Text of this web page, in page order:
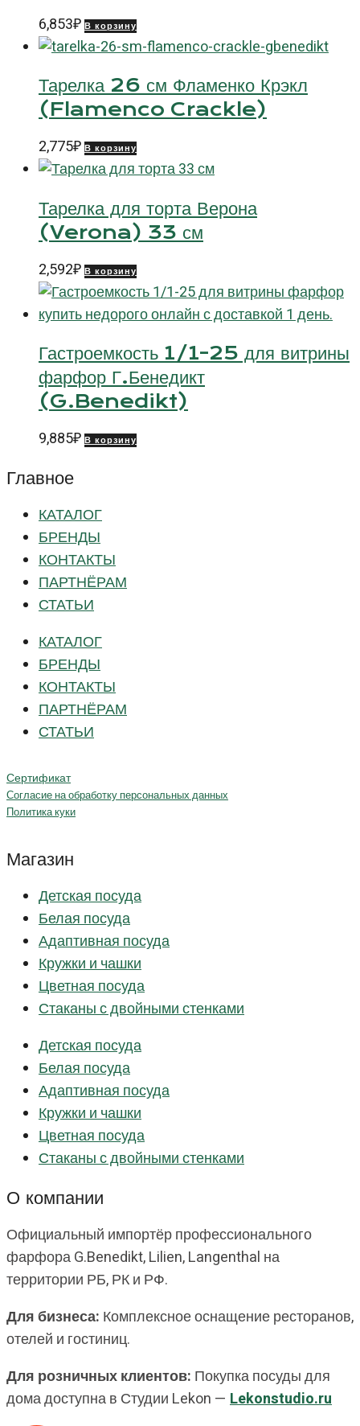
6,853₽ В корзину
Тарелка 26 см Фламенко Крэкл
(Flamenco Crackle)
2,775₽ В корзину
Тарелка для торта Верона
(Verona) 33 см
2,592₽ В корзину
Гастроемкость 1/1-25 для витрины
фарфор Г.Бенедикт
(G.Benedikt)
9,885₽ В корзину
Главное
КАТАЛОГ
БРЕНДЫ
КОНТАКТЫ
ПАРТНЁРАМ
СТАТЬИ
КАТАЛОГ
БРЕНДЫ
КОНТАКТЫ
ПАРТНЁРАМ
СТАТЬИ
Сертификат
Согласие на обработку персональных данных
Политика куки
Магазин
Детская посуда
Белая посуда
Адаптивная посуда
Кружки и чашки
Цветная посуда
Стаканы с двойными стенками
Детская посуда
Белая посуда
Адаптивная посуда
Кружки и чашки
Цветная посуда
Стаканы с двойными стенками
О компании
Официальный импортёр профессионального
фарфора G.Benedikt, Lilien, Langenthal на
территории РБ, РК и РФ.
Для бизнеса: Комплексное оснащение ресторанов,
отелей и гостиниц.
Для розничных клиентов: Покупка посуды для
дома доступна в Студии Lekon — Lekonstudio.ru